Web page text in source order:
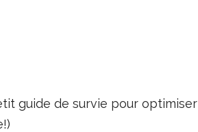
guide de survie pour optimiser